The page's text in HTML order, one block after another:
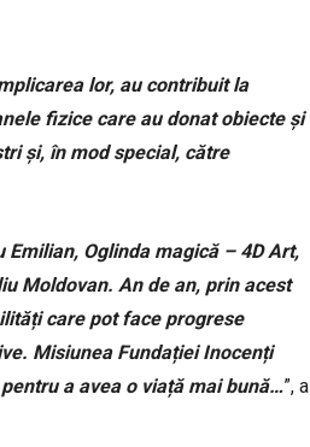
lor, au contribuit la
fizice care au donat obiecte și
și, în mod special, către
Oglinda magică – 4D Art,
Moldovan. An de an, prin acest
care pot face progrese
Misiunea Fundației Inocenți
a avea o viață mai bună…”, a